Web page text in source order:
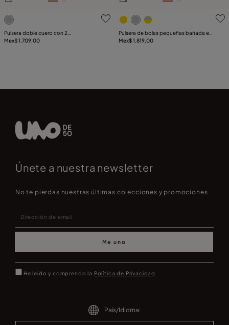
3.8de 5 Valoración del cliente
Pulsera doble cuero con 2
circunferencias bañadas en plata de ley
Mex$ 1.709,00
5de 5 Valoración del cliente
Pulsera de bolas pequeñas bañada en
plata con mosquetón entrelazado
Mex$ 1.819,00
Únete a nuestra newsletter
No te pierdas nuestras últimas colecciones y promociones
Me uno
He leído y comprendo la Política de Privacidad
País/Idioma: